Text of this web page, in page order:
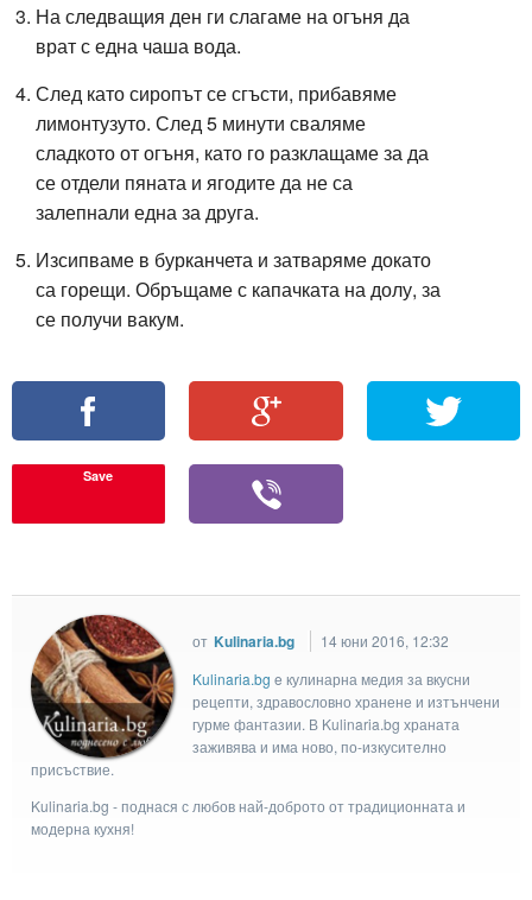
На следващия ден ги слагаме на огъня да
врат с една чаша вода.
След като сиропът се сгъсти, прибавяме
лимонтузуто. След 5 минути сваляме
сладкото от огъня, като го разклащаме за да
се отдели пяната и ягодите да не са
залепнали една за друга.
Изсипваме в бурканчета и затваряме докато
са горещи. Обръщаме с капачката на долу, за
се получи вакум.
Save
от Kulinaria.bg
14 юни 2016, 12:32
Kulinaria.bg e кулинарна медия за вкусни
рецепти, здравословно хранене и изтънчени
гурме фантазии. В Kulinaria.bg храната
заживява и има ново, по-изкусително
присъствие.
Kulinaria.bg - поднася с любов най-доброто от традиционната и
модерна кухня!